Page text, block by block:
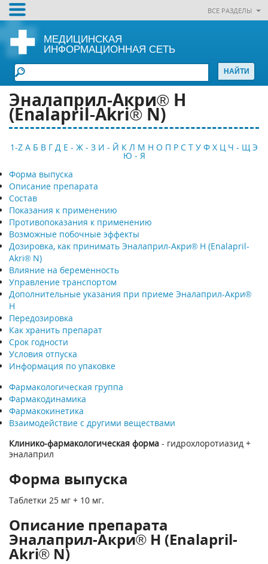
ВСЕ РАЗДЕЛЫ
МЕДИЦИНСКАЯ
ИНФОРМАЦИОННАЯ СЕТЬ
Эналаприл-Акри® Н
(Enalapril-Akri® N)
1-Z А Б В Г Д Е - Ж - З И - Й К Л М Н О П Р С Т У Ф Х Ц Ч - Щ Э
Ю - Я
Форма выпуска
Описание препарата
Состав
Показания к применению
Противопоказания к применению
Возможные побочные эффекты
Дозировка, как принимать Эналаприл-Акри® Н (Enalapril-
Akri® N)
Влияние на беременность
Управление транспортом
Дополнительные указания при приеме Эналаприл-Акри®
Н
Передозировка
Как хранить препарат
Срок годности
Условия отпуска
Информация по упаковке
Фармакологическая группа
Фармакодинамика
Фармакокинетика
Взаимодействие с другими веществами
Клинико-фармакологическая форма - гидрохлоротиазид +
эналаприл
Форма выпуска
Таблетки 25 мг + 10 мг.
Описание препарата
Эналаприл-Акри® Н (Enalapril-
Akri® N)